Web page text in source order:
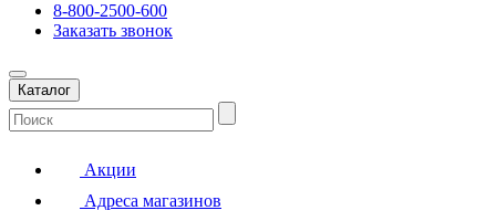
8-800-2500-600
Заказать звонок
Каталог
Акции
Адреса магазинов